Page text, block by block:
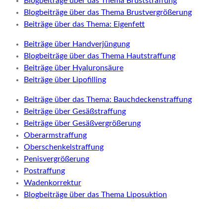
Blogbeiträge über das Thema Brustvergrößerung
Beiträge über das Thema: Eigenfett
Beiträge über Handverjüngung
Blogbeiträge über das Thema Hautstraffung
Beiträge über Hyaluronsäure
Beiträge über Lipofilling
Beiträge über das Thema: Bauchdeckenstraffung
Beiträge über Gesäßstraffung
Beiträge über Gesäßvergrößerung
Oberarmstraffung
Oberschenkelstraffung
Penisvergrößerung
Postraffung
Wadenkorrektur
Blogbeiträge über das Thema Liposuktion